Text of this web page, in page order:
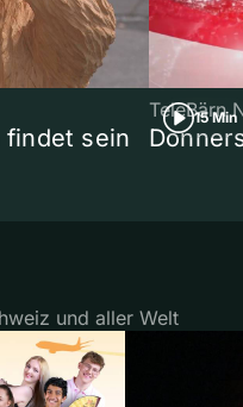
findet sein
15 Min
TeleBärn
und aller Welt